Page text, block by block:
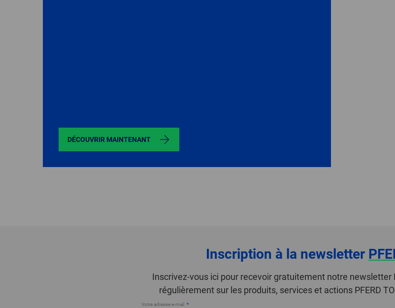
DÉCOUVRIR MAINTENANT
Inscription à la newsletter
Inscrivez-vous ici pour recevoir gratuitement notre newsletter
régulièrement sur les produits, services et actions PFERD
Votre adresse e-mail